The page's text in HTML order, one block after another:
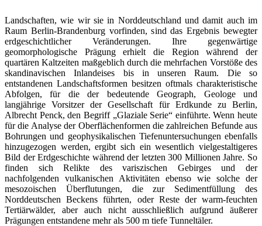
Landschaften, wie wir sie in Norddeutschland und damit auch im
Raum Berlin-Brandenburg vorfinden, sind das Ergebnis bewegter
erdgeschichtlicher Veränderungen. Ihre gegenwärtige
geomorphologische Prägung erhielt die Region während der
quartären Kaltzeiten maßgeblich durch die mehrfachen Vorstöße des
skandinavischen Inlandeises bis in unseren Raum. Die so
entstandenen Landschaftsformen besitzen oftmals charakteristische
Abfolgen, für die der bedeutende Geograph, Geologe und
langjährige Vorsitzer der Gesellschaft für Erdkunde zu Berlin,
Albrecht Penck, den Begriff „Glaziale Serie“ einführte. Wenn heute
für die Analyse der Oberflächenformen die zahlreichen Befunde aus
Bohrungen und geophysikalischen Tiefenuntersuchungen ebenfalls
hinzugezogen werden, ergibt sich ein wesentlich vielgestaltigeres
Bild der Erdgeschichte während der letzten 300 Millionen Jahre. So
finden sich Relikte des variszischen Gebirges und der
nachfolgenden vulkanischen Aktivitäten ebenso wie solche der
mesozoischen Überflutungen, die zur Sedimentfüllung des
Norddeutschen Beckens führten, oder Reste der warm-feuchten
Tertiärwälder, aber auch nicht ausschließlich aufgrund äußerer
Prägungen entstandene mehr als 500 m tiefe Tunneltäler.